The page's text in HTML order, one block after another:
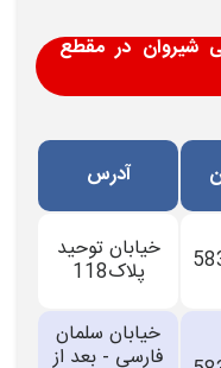
شیروان در مقطع
آدرس
خیابان توحید
پلاک118
خیابان سلمان
فارسی - بعد از